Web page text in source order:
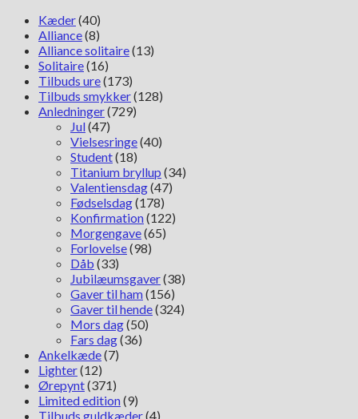
Kæder(40)
Alliance(8)
Alliance solitaire(13)
Solitaire(16)
Tilbuds ure(173)
Tilbuds smykker(128)
Anledninger(729)
Jul(47)
Vielsesringe(40)
Student(18)
Titanium bryllup (34)
Valentiensdag(47)
Fødselsdag(178)
Konfirmation(122)
Morgengave(65)
Forlovelse(98)
Dåb (33)
Jubilæumsgaver(38)
Gaver til ham(156)
Gaver til hende(324)
Mors dag(50)
Fars dag(36)
Ankelkæde(7)
Lighter(12)
Ørepynt(371)
Limited edition(9)
Tilbuds guldkæder(4)